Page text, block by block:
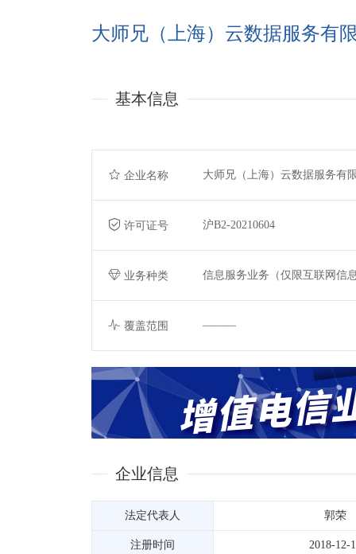
大师兄（上海）云数据服务有
基本信息
企业名称 大师兄（上海）云数据服务有
许可证号 沪B2-20210604
业务种类 信息服务业务（仅限互联网信
覆盖范围 ———
企业信息
法定代表人 郭荣
注册时间 2018-12-